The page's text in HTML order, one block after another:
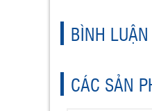
BÌNH LUẬN
CÁC SẢN